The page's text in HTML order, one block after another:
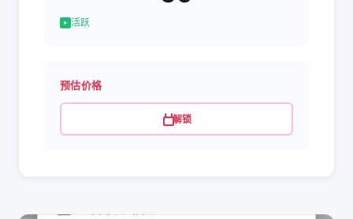
活跃
预估价格
解锁